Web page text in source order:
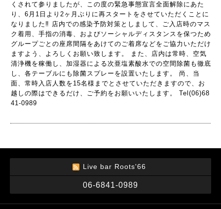
くされて参りましたが、この度の緊急事態宣言全面解除にあた
り、6月1日より2ヶ月ぶりに再スタートをさせていただくことに
なりました‼️ 店内での感染予防対策としまして、ご入店時のマス
ク着用、手指の消毒、およびソーシャルディスタンスを保つため
グループごとの座席間隔をあけてのご着席などをご協力いただけ
ますよう、よろしくお願い致します。 また、店内は常時、空気
清浄機を稼働し、加湿器による次亜塩素酸水での空間除菌も徹底
し、各テーブルにも除菌スプレーを設置いたします。 尚、当
面、常時入店人数を15名様までとさせていただきますので、お
越しの際はできるだけ、ご予約をお願いいたします。 Tel(06)68
41-0989
Live bar Roots'66
06-6841-0989